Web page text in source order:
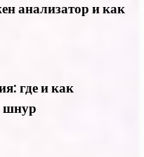
анализатор и как
где и как
шнур